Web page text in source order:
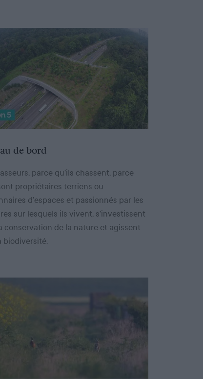
de bord
parce qu’ils chassent, parce
propriétaires terriens ou
d’espaces et passionnés par les
sur lesquels ils vivent, s’investissent
conservation de la nature et agissent
biodiversité.